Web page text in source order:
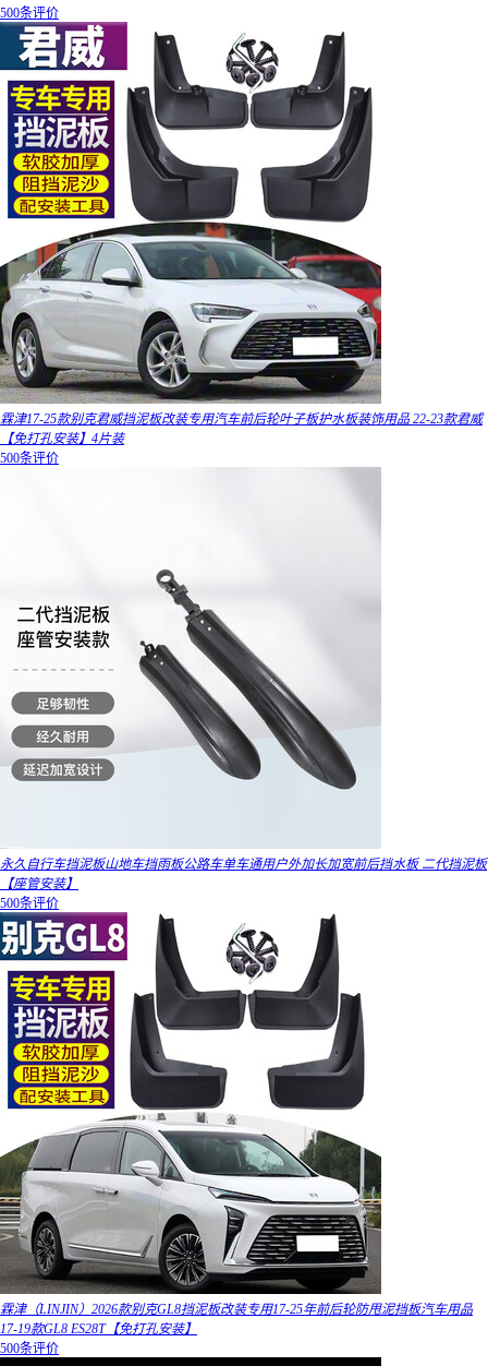
500条评价
霖津17-25款别克君威挡泥板改装专用汽车前后轮叶子板护水板装饰用品 22-23款君威
【免打孔安装】4片装
500条评价
永久自行车挡泥板山地车挡雨板公路车单车通用户外加长加宽前后挡水板 二代挡泥板
【座管安装】
500条评价
霖津（LINJIN）2026款别克GL8挡泥板改装专用17-25年前后轮防甩泥挡板汽车用品
17-19款GL8 ES28T【免打孔安装】
500条评价